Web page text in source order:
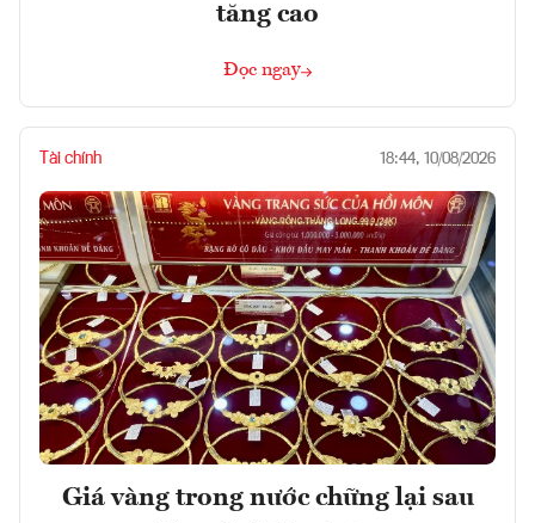
tăng cao
Đọc ngay
Tài chính 18:44, 10/08/2026
Giá vàng trong nước chững lại sau